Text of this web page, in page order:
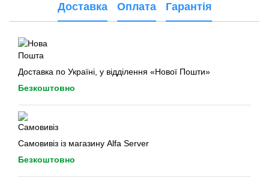
Доставка Оплата Гарантія
Доставка по Україні, у відділення «Нової Пошти»
Безкоштовно
Самовивіз із магазину Alfa Server
Безкоштовно